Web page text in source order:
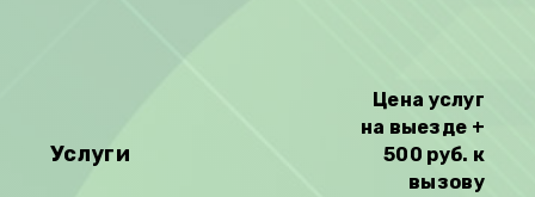
Услуги
Цена услуг
на выезде +
500 руб. к
вызову